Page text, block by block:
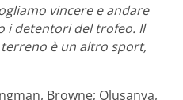
vincere e andare
i detentori del trofeo. Il
è un altro sport,
Browne; Olusanya,